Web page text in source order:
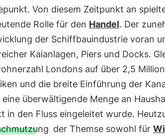
Von diesem Zeitpunkt an
Rolle für den Handel. Der
der Schiffbauindustrie voran
Kaianlagen, Piers und Docks.
Londons auf über 2,5
und die breite Einführung der
eine überwältigende Menge an
in den Fluss eingeleitet wurde.
der Themse sowohl für